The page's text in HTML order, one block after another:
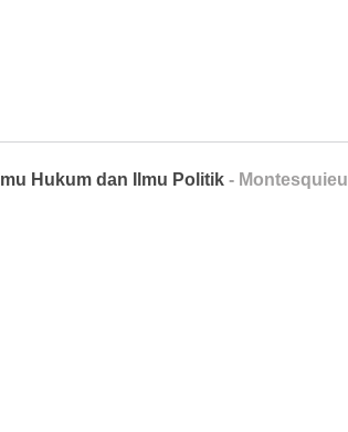
Hukum dan Ilmu Politik - Montesquieu